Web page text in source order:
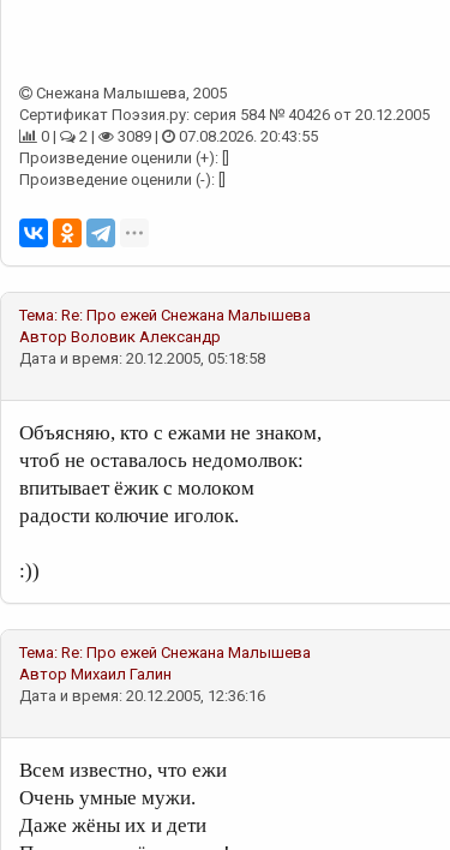
Снежана Малышева, 2005
Сертификат Поэзия.ру: серия 584 № 40426 от 20.12.2005
0 |
2 | 3089 |
07.08.2026. 20:43:55
Произведение оценили (+): []
Произведение оценили (-): []
Тема: Re: Про ежей Снежана Малышева
Автор Воловик Александр
Дата и время: 20.12.2005, 05:18:58
Объясняю, кто с ежами не знаком,
чтоб не оставалось недомолвок:
впитывает ёжик с молоком
радости колючие иголок.
:))
Тема: Re: Про ежей Снежана Малышева
Автор Михаил Галин
Дата и время: 20.12.2005, 12:36:16
Всем известно, что ежи
Очень умные мужи.
Даже жёны их и дети